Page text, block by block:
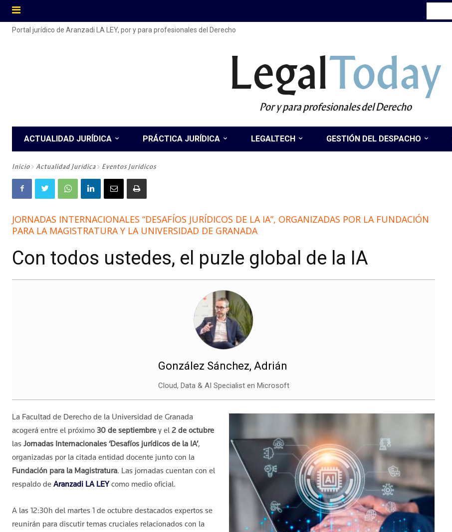
Portal jurídico de Aranzadi LA LEY, por y para profesionales del Derecho
LegalToday
Por y para profesionales del Derecho
ACTUALIDAD JURÍDICA PRÁCTICA JURÍDICA LEGALTECH GESTIÓN DEL DESPACHO
Inicio Actualidad Jurídica Eventos Jurídicos
JORNADAS INTERNACIONALES “DESAFÍOS JURÍDICOS DE LA IA”, ORGANIZADAS POR LA FUNDACIÓN
PARA LA MAGISTRATURA Y LA UNIVERSIDAD DE GRANADA
Con todos ustedes, el puzle global de la IA
González Sánchez, Adrián
Cloud, Data & AI Specialist en Microsoft
La Facultad de Derecho de la Universidad de Granada
acogerá entre el próximo 30 de septiembre y el 2 de octubre
las Jornadas Internacionales ‘Desafíos jurídicos de la IA’,
organizadas por la citada entidad docente junto con la
Fundación para la Magistratura. Las jornadas cuentan con el
respaldo de Aranzadi LA LEYcomo medio oficial.
A las 12:30h del martes 1 de octubre destacados expertos se
reunirán para discutir temas cruciales relacionados con la